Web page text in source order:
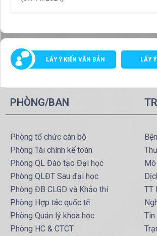
LẤY Ý KIẾN VĂN BẢN LẤY
PHÒNG/BAN
Phòng tổ chức cán bộ
Phòng Tài chính kế toán
Phòng QL Đào tạo Đại học
Phòng QLĐT Sau đại học
Phòng ĐB CLGD và Khảo thí
Phòng Hợp tác quốc tế
Phòng Quản lý khoa học
Phòng HC & CTCT
TT
Tin